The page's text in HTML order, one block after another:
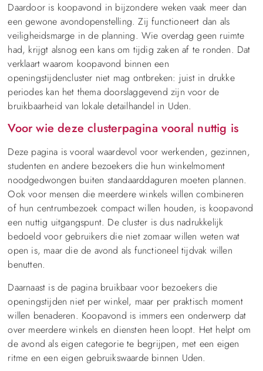
Daardoor is koopavond in bijzondere weken vaak meer dan
een gewone avondopenstelling. Zij functioneert dan als
veiligheidsmarge in de planning. Wie overdag geen ruimte
had, krijgt alsnog een kans om tijdig zaken af te ronden. Dat
verklaart waarom koopavond binnen een
openingstijdencluster niet mag ontbreken: juist in drukke
periodes kan het thema doorslaggevend zijn voor de
bruikbaarheid van lokale detailhandel in Uden.
Voor wie deze clusterpagina vooral nuttig is
Deze pagina is vooral waardevol voor werkenden, gezinnen,
studenten en andere bezoekers die hun winkelmoment
noodgedwongen buiten standaarddaguren moeten plannen.
Ook voor mensen die meerdere winkels willen combineren
of hun centrumbezoek compact willen houden, is koopavond
een nuttig uitgangspunt. De cluster is dus nadrukkelijk
bedoeld voor gebruikers die niet zomaar willen weten wat
open is, maar die de avond als functioneel tijdvak willen
benutten.
Daarnaast is de pagina bruikbaar voor bezoekers die
openingstijden niet per winkel, maar per praktisch moment
willen benaderen. Koopavond is immers een onderwerp dat
over meerdere winkels en diensten heen loopt. Het helpt om
de avond als eigen categorie te begrijpen, met een eigen
ritme en een eigen gebruikswaarde binnen Uden.